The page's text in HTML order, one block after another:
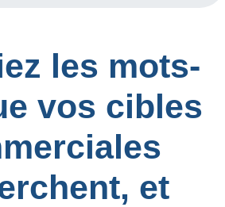
les mots-
vos cibles
et